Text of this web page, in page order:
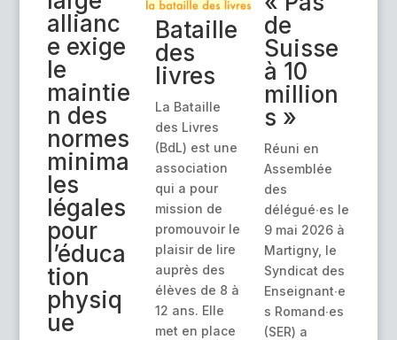
allianc
e exige
le
maintie
n des
normes
minima
les
légales
pour
l’éduca
tion
physiq
ue
Bataille
des
livres
La Bataille
des Livres
(BdL) est une
association
qui a pour
mission de
promouvoir le
plaisir de lire
auprès des
élèves de 8 à
12 ans. Elle
met en place
de
Suisse
à 10
million
s »
Réuni en
Assemblée
des
délégué∙es le
9 mai 2026 à
Martigny, le
Syndicat des
Enseignant∙e
s Romand∙es
(SER) a